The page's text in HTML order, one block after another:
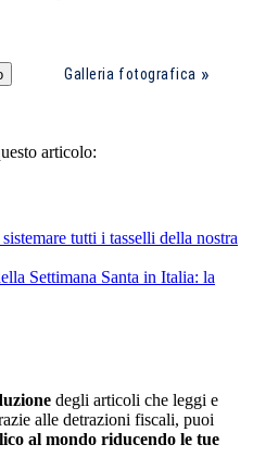
Galleria fotografica
articolo:
tutti i tasselli della nostra
Settimana Santa in Italia: la
degli articoli che leggi e
alle detrazioni fiscali, puoi
al mondo riducendo le tue